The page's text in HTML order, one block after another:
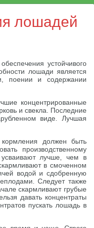
лошадей
устойчивого
лошади является
поении и содержании
концентрированные
и свекла. Последние
виде. Лучшая
должен быть
производственному
лучше, чем в
в смоченном
водой и сдобренную
Следует также
скармливают грубые
давать концентраты
пускать лошадь в